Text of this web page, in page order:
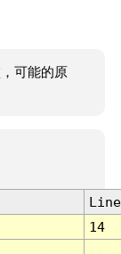
可能的原
Line
14